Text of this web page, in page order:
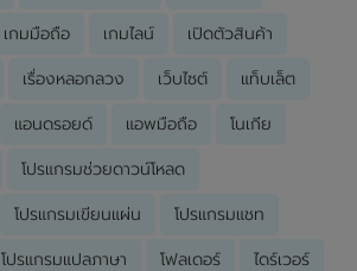
เกมมือถือ เกมไลน์ เปิดตัวสินค้า
เรื่องหลอกลวง เว็บไซต์ แท็บเล็ต
แอนดรอยด์ แอพมือถือ โนเกีย
โปรแกรมช่วยดาวน์โหลด
โปรแกรมเขียนแผ่น โปรแกรมแชท
โปรแกรมแปลภาษา โฟลเดอร์ ไดร์เวอร์